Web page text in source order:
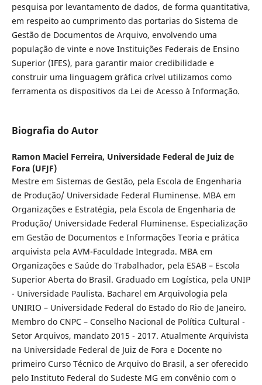
pesquisa por levantamento de dados, de forma quantitativa,
em respeito ao cumprimento das portarias do Sistema de
Gestão de Documentos de Arquivo, envolvendo uma
população de vinte e nove Instituições Federais de Ensino
Superior (IFES), para garantir maior credibilidade e
construir uma linguagem gráfica crível utilizamos como
ferramenta os dispositivos da Lei de Acesso à Informação.
Biografia do Autor
Ramon Maciel Ferreira, Universidade Federal de Juiz de
Fora (UFJF)
Mestre em Sistemas de Gestão, pela Escola de Engenharia
de Produção/ Universidade Federal Fluminense. MBA em
Organizações e Estratégia, pela Escola de Engenharia de
Produção/ Universidade Federal Fluminense. Especialização
em Gestão de Documentos e Informações Teoria e prática
arquivista pela AVM-Faculdade Integrada. MBA em
Organizações e Saúde do Trabalhador, pela ESAB – Escola
Superior Aberta do Brasil. Graduado em Logística, pela UNIP
- Universidade Paulista. Bacharel em Arquivologia pela
UNIRIO – Universidade Federal do Estado do Rio de Janeiro.
Membro do CNPC – Conselho Nacional de Política Cultural -
Setor Arquivos, mandato 2015 - 2017. Atualmente Arquivista
na Universidade Federal de Juiz de Fora e Docente no
primeiro Curso Técnico de Arquivo do Brasil, a ser oferecido
pelo Instituto Federal do Sudeste MG em convênio com o